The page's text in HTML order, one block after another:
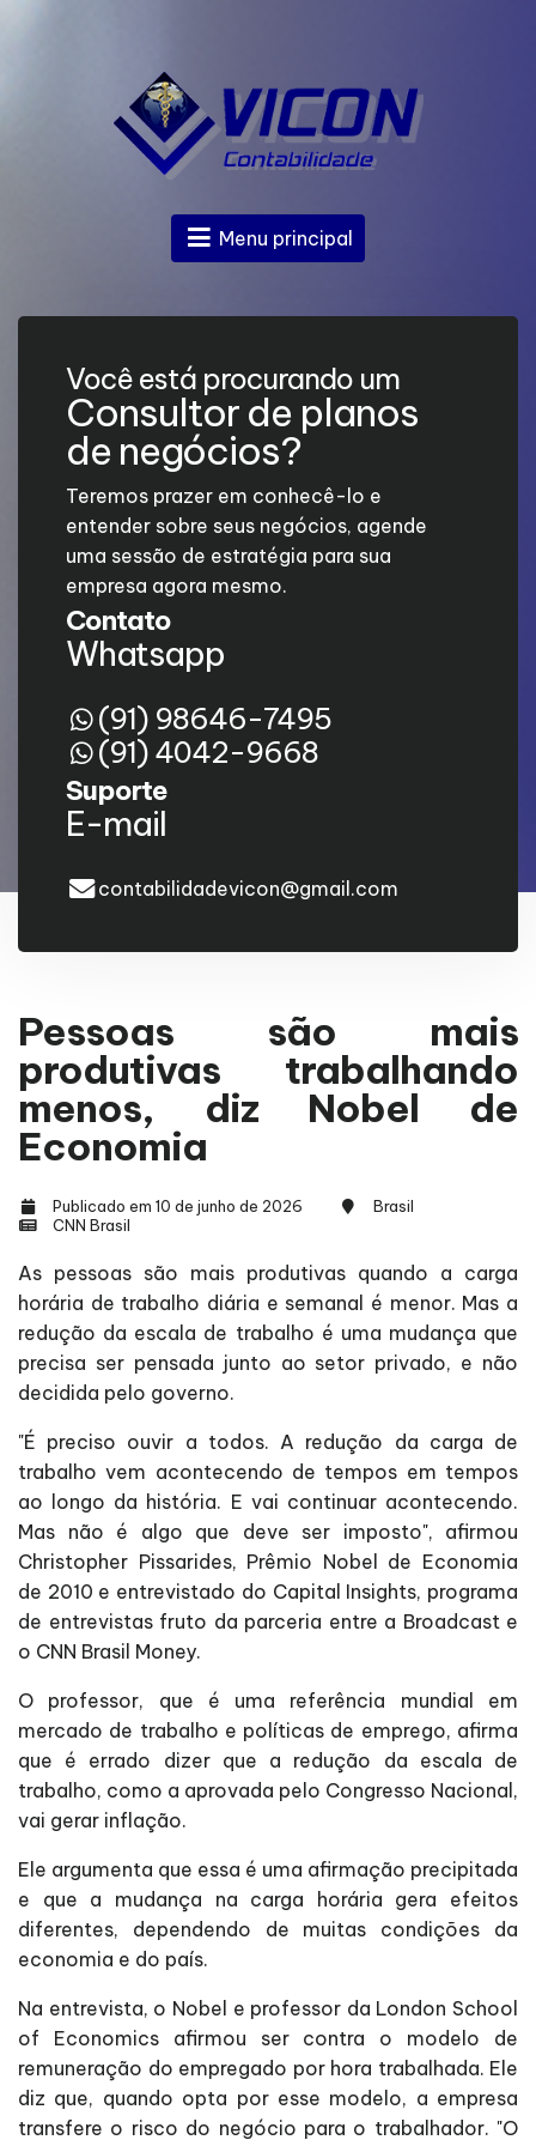
Menu principal
Você está procurando um
Consultor de planos
de negócios?
Teremos prazer em conhecê-lo e
entender sobre seus negócios, agende
uma sessão de estratégia para sua
empresa agora mesmo.
Contato
Whatsapp
(91) 98646-7495
(91) 4042-9668
Suporte
E-mail
contabilidadevicon@gmail.com
Pessoas são mais
produtivas trabalhando
menos, diz Nobel de
Economia
Publicado em 10 de junho de 2026
Brasil
CNN Brasil
As pessoas são mais produtivas quando a carga
horária de trabalho diária e semanal é menor. Mas a
redução da escala de trabalho é uma mudança que
precisa ser pensada junto ao setor privado, e não
decidida pelo governo.
"É preciso ouvir a todos. A redução da carga de
trabalho vem acontecendo de tempos em tempos
ao longo da história. E vai continuar acontecendo.
Mas não é algo que deve ser imposto", afirmou
Christopher Pissarides, Prêmio Nobel de Economia
de 2010 e entrevistado do Capital Insights, programa
de entrevistas fruto da parceria entre a Broadcast e
o CNN Brasil Money.
O professor, que é uma referência mundial em
mercado de trabalho e políticas de emprego, afirma
que é errado dizer que a redução da escala de
trabalho, como a aprovada pelo Congresso Nacional,
vai gerar inflação.
Ele argumenta que essa é uma afirmação precipitada
e que a mudança na carga horária gera efeitos
diferentes, dependendo de muitas condições da
economia e do país.
Na entrevista, o Nobel e professor da London School
of Economics afirmou ser contra o modelo de
remuneração do empregado por hora trabalhada. Ele
diz que, quando opta por esse modelo, a empresa
transfere o risco do negócio para o trabalhador. "O